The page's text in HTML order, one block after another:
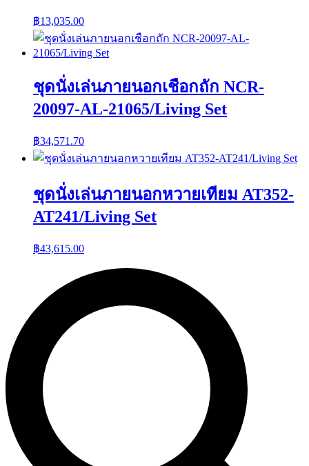
฿13,035.00
ชุดนั่งเล่นภายนอกเชือกถัก NCR-
20097-AL-21065/Living Set
฿34,571.70
ชุดนั่งเล่นภายนอกหวายเทียม AT352-
AT241/Living Set
฿43,615.00